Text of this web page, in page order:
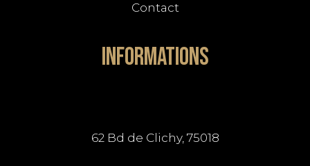
Contact
Informations
62 Bd de Clichy, 75018